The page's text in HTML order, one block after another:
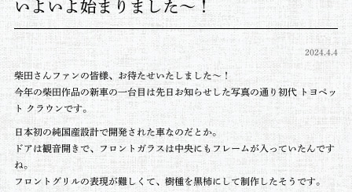
いよいよ始まりました～！
2024.4.4
柴田さんファンの皆様、お待たせいたしました～！
今年の柴田作品の新車の一台目は先日お知らせした写真の通り初代 トヨペッ
ト クラウンです。
日本初の純国産設計で開発された車なのだとか。
ドアは観音開きで、フロントガラスは中央にもフレームが入っていたんです
ね。
フロントグリルの表現が難しくて、樹種を黒柿にして制作したそうです。